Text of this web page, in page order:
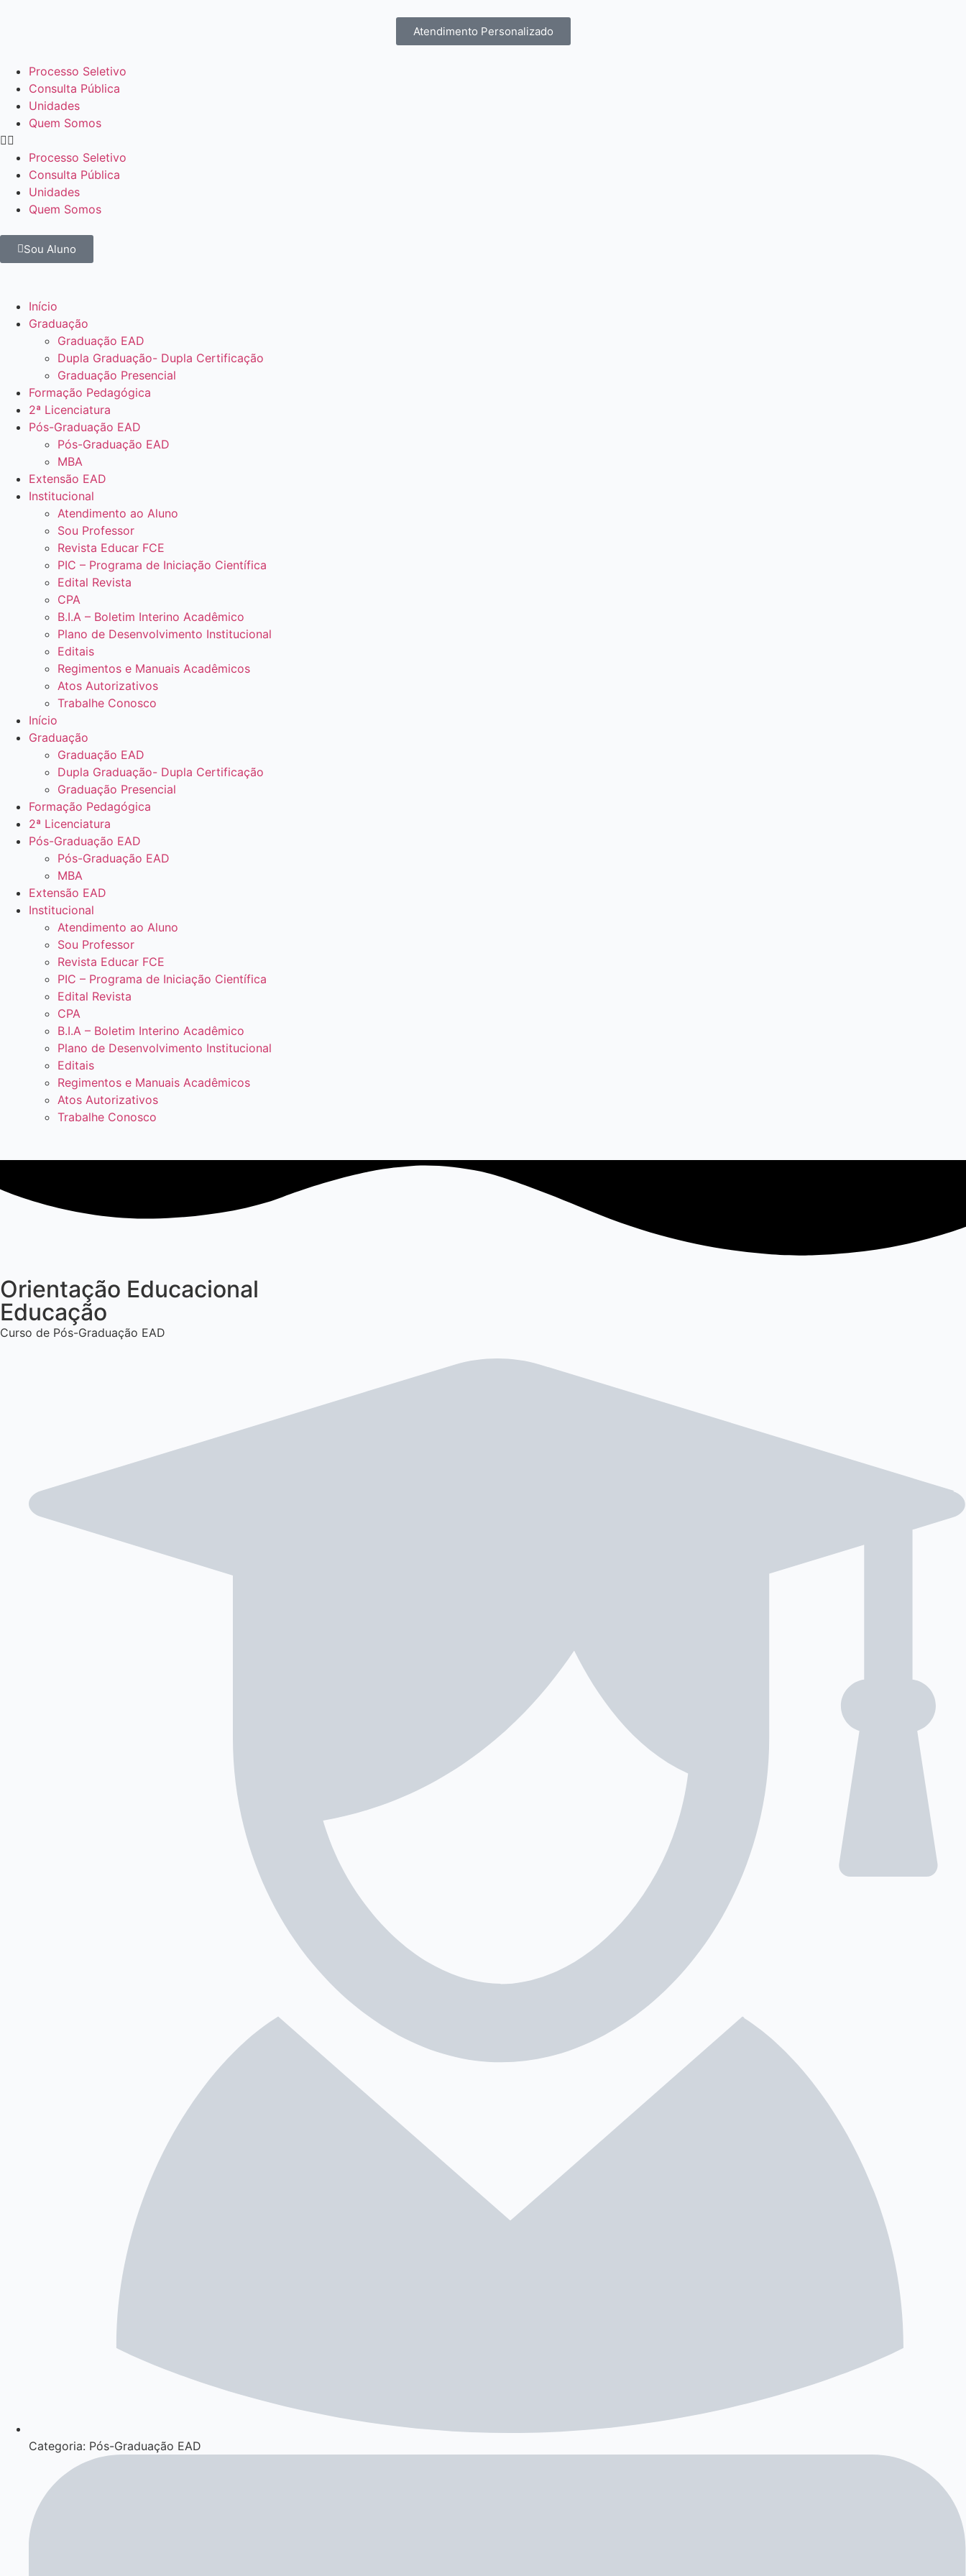
Atendimento Personalizado
Processo Seletivo
Consulta Pública
Unidades
Quem Somos
Processo Seletivo
Consulta Pública
Unidades
Quem Somos
Sou Aluno
Início
Graduação
Graduação EAD
Dupla Graduação- Dupla Certificação
Graduação Presencial
Formação Pedagógica
2ª Licenciatura
Pós-Graduação EAD
Pós-Graduação EAD
MBA
Extensão EAD
Institucional
Atendimento ao Aluno
Sou Professor
Revista Educar FCE
PIC – Programa de Iniciação Científica
Edital Revista
CPA
B.I.A – Boletim Interino Acadêmico
Plano de Desenvolvimento Institucional
Editais
Regimentos e Manuais Acadêmicos
Atos Autorizativos
Trabalhe Conosco
Início
Graduação
Graduação EAD
Dupla Graduação- Dupla Certificação
Graduação Presencial
Formação Pedagógica
2ª Licenciatura
Pós-Graduação EAD
Pós-Graduação EAD
MBA
Extensão EAD
Institucional
Atendimento ao Aluno
Sou Professor
Revista Educar FCE
PIC – Programa de Iniciação Científica
Edital Revista
CPA
B.I.A – Boletim Interino Acadêmico
Plano de Desenvolvimento Institucional
Editais
Regimentos e Manuais Acadêmicos
Atos Autorizativos
Trabalhe Conosco
Orientação Educacional
Educação
Curso de Pós-Graduação EAD
Categoria: Pós-Graduação EAD